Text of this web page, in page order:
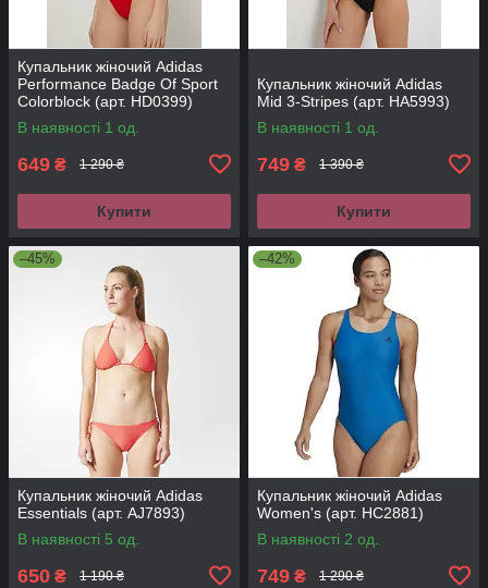
Купальник жіночий Adidas
Performance Badge Of Sport
Colorblock (арт. HD0399)
В наявності 1 од.
649 ₴ 1 290 ₴
Купити
Купальник жіночий Adidas
Mid 3-Stripes (арт. HA5993)
В наявності 1 од.
749 ₴ 1 390 ₴
Купити
–45%
Купальник жіночий Adidas
Essentials (арт. AJ7893)
В наявності 5 од.
650 ₴ 1 190 ₴
–42%
Купальник жіночий Adidas
Women's (арт. HC2881)
В наявності 2 од.
749 ₴ 1 290 ₴